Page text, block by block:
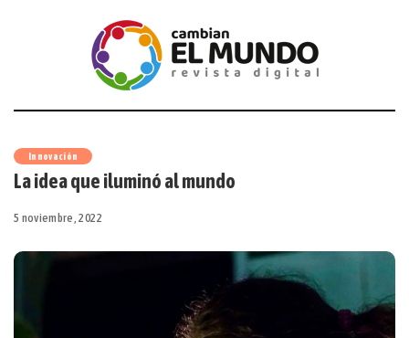
Innovación
La idea que iluminó al mundo
5 noviembre, 2022